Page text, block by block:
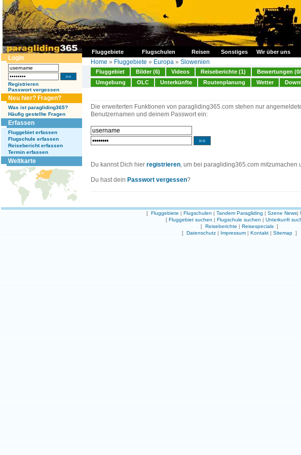
Fluggebiete Flugschulen Reisen Sonstiges Wir über uns
Login
Registrieren
Passwort vergessen
Neu hier? Fragen?
Was ist paragliding365?
Häufig gestellte Fragen
Erfassen
Fluggebiet erfassen
Flugschule erfassen
Reisebericht erfassen
Termin erfassen
Weltkarte
Home » Fluggebiete » Europa » Slowenien
Fluggebiet Bilder (6) Videos Reiseberichte (1)
Bewertungen
Umgebung
OLC Unterkünfte Routenplanung Wetter
Die erweiterten Funktionen von paragliding365.com stehen nur
Benutzernamen und deinem Passwort ein:
Du kannst Dich hier registrieren, um bei paragliding365.com mitzumachen
Du hast dein Passwort vergessen?
[ Fluggebiete | Flugschulen | Tandem Paragliding | Szene News|
[ Fluggebiet suchen | Flugschule suchen | Unterkunft
[ Reiseberichte | Reisespecials ]
[ Datenschutz | Impressum | Kontakt | Sitemap ]